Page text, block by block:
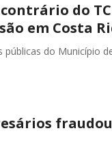
do
em Costa
públicas do Município